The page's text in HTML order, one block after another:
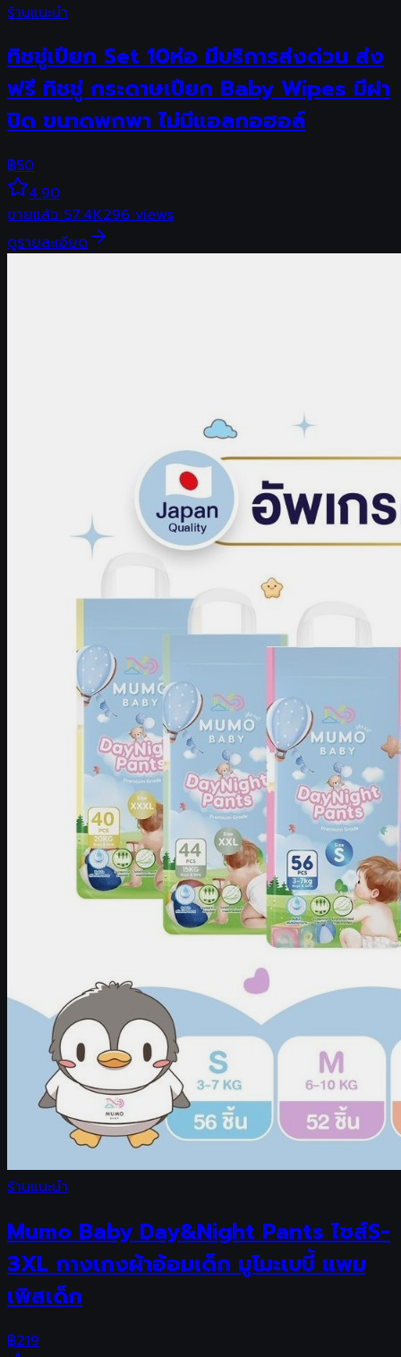
ร้านแนะนำ
ทิชชู่เปียก Set 10ห่อ มีบริการส่งด่วน ส่ง
ฟรี ทิชชู่ กระดาษเปียก Baby Wipes มีฝา
ปิด ขนาดพกพา ไม่มีแอลกอฮอล์
฿50
4.90
ขายแล้ว57.4K296views
ดูรายละเอียด
ร้านแนะนำ
Mumo Baby Day&Night Pants ไซส์S-
3XL กางเกงผ้าอ้อมเด็ก มูโมะเบบี้ แพม
เพิสเด็ก
฿219